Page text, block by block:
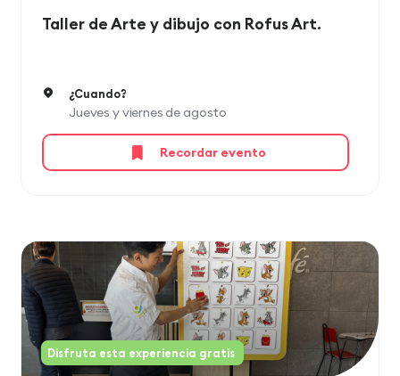
Taller de Arte y dibujo con Rofus Art.
¿Cuando?
Jueves y viernes de agosto
Recordar evento
Disfruta esta experiencia gratis